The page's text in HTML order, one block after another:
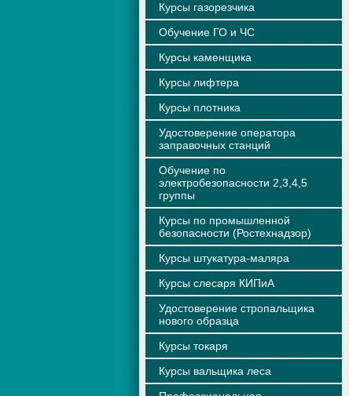
Курсы газорезчика
Обучение ГО и ЧС
Курсы каменщика
Курсы лифтера
Курсы плотника
Удостоверение оператора
заправочных станций
Обучение по
электробезопасности 2,3,4,5
группы
Курсы по промышленной
безопасности (Ростехнадзор)
Курсы штукатура-маляра
Курсы слесаря КИПиА
Удостоверение стропальщика
нового образца
Курсы токаря
Курсы вальщика леса